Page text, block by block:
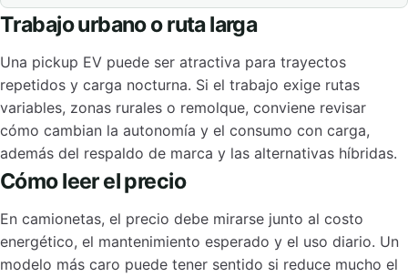
Trabajo urbano o ruta larga
Una pickup EV puede ser atractiva para trayectos
repetidos y carga nocturna. Si el trabajo exige rutas
variables, zonas rurales o remolque, conviene revisar
cómo cambian la autonomía y el consumo con carga,
además del respaldo de marca y las alternativas híbridas.
Cómo leer el precio
En camionetas, el precio debe mirarse junto al costo
energético, el mantenimiento esperado y el uso diario. Un
modelo más caro puede tener sentido si reduce mucho el